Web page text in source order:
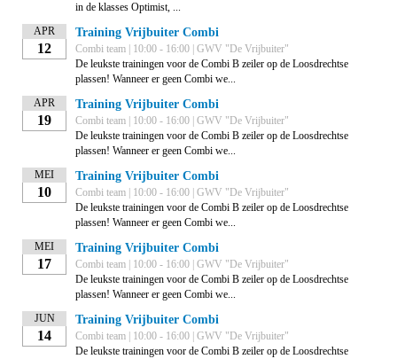
in de klasses Optimist, ...
APR
12
Training Vrijbuiter Combi
Combi team | 10:00 - 16:00 | GWV "De Vrijbuiter"
De leukste trainingen voor de Combi B zeiler op de Loosdrechtse
plassen! Wanneer er geen Combi we...
APR
19
Training Vrijbuiter Combi
Combi team | 10:00 - 16:00 | GWV "De Vrijbuiter"
De leukste trainingen voor de Combi B zeiler op de Loosdrechtse
plassen! Wanneer er geen Combi we...
MEI
10
Training Vrijbuiter Combi
Combi team | 10:00 - 16:00 | GWV "De Vrijbuiter"
De leukste trainingen voor de Combi B zeiler op de Loosdrechtse
plassen! Wanneer er geen Combi we...
MEI
17
Training Vrijbuiter Combi
Combi team | 10:00 - 16:00 | GWV "De Vrijbuiter"
De leukste trainingen voor de Combi B zeiler op de Loosdrechtse
plassen! Wanneer er geen Combi we...
JUN
14
Training Vrijbuiter Combi
Combi team | 10:00 - 16:00 | GWV "De Vrijbuiter"
De leukste trainingen voor de Combi B zeiler op de Loosdrechtse